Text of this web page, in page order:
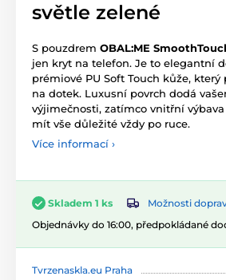
světle zelené
S pouzdrem OBAL:ME
jen kryt na telefon. Je to elegantní
prémiové PU Soft Touch kůže,
na dotek. Luxusní povrch dodá
výjimečnosti, zatímco vnitřní
mít vše důležité vždy po ruce.
Více informací ›
Skladem 1 ks
Možnosti
Objednávky do 16:00, předpokládané
Tvrzenaskla.eu Praha